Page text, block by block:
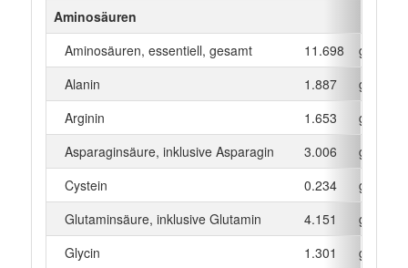
Aminosäuren
Aminosäuren, essentiell, gesamt
11.698
g
Alanin
1.887
g
Arginin
1.653
g
Asparaginsäure, inklusive Asparagin
3.006
g
Cystein
0.234
g
Glutaminsäure, inklusive Glutamin
4.151
g
Glycin
1.301
g